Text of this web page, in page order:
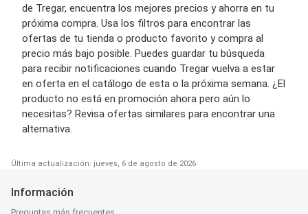
de Tregar, encuentra los mejores precios y ahorra en tu
próxima compra. Usa los filtros para encontrar las
ofertas de tu tienda o producto favorito y compra al
precio más bajo posible. Puedes guardar tu búsqueda
para recibir notificaciones cuando Tregar vuelva a estar
en oferta en el catálogo de esta o la próxima semana. ¿El
producto no está en promoción ahora pero aún lo
necesitas? Revisa ofertas similares para encontrar una
alternativa.
Última actualización: jueves, 6 de agosto de 2026
Información